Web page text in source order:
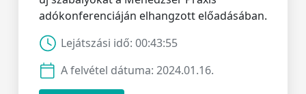
adókonferenciáján elhangzott előadásában.
Lejátszási idő: 00:43:55
A felvétel dátuma: 2024.01.16.